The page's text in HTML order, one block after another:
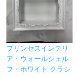
プリンセスインテリ
ア・ウォールシェル
フ・ホワイト クラシ